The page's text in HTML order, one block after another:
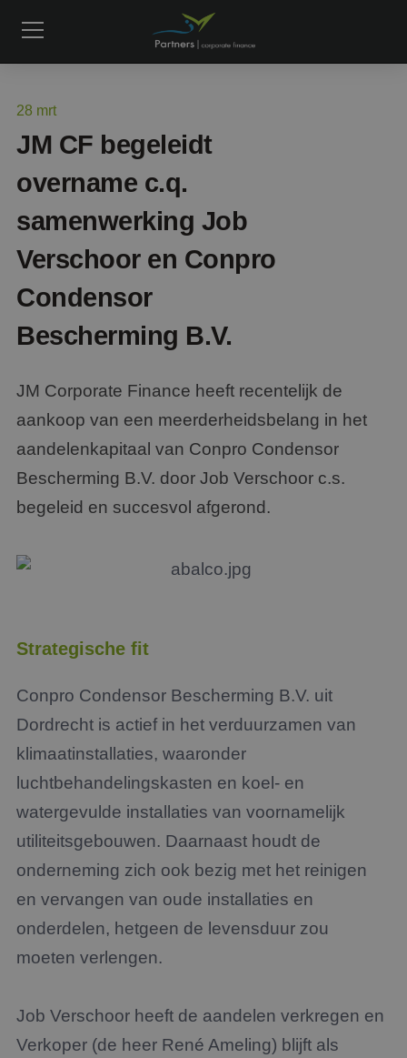
28 mrt
JM CF begeleidt
overname c.q.
samenwerking Job
Verschoor en Conpro
Condensor
Bescherming B.V.
JM Corporate Finance heeft recentelijk de
aankoop van een meerderheidsbelang in het
aandelenkapitaal van Conpro Condensor
Bescherming B.V. door Job Verschoor c.s.
begeleid en succesvol afgerond.
Strategische fit
Conpro Condensor Bescherming B.V. uit
Dordrecht is actief in het verduurzamen van
klimaatinstallaties, waaronder
luchtbehandelingskasten en koel- en
watergevulde installaties van voornamelijk
utiliteitsgebouwen. Daarnaast houdt de
onderneming zich ook bezig met het reinigen
en vervangen van oude installaties en
onderdelen, hetgeen de levensduur zou
moeten verlengen.
Job Verschoor heeft de aandelen verkregen en
Verkoper (de heer René Ameling) blijft als